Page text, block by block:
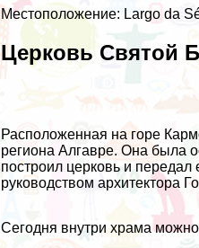
Местоположение: Largo da
Церковь Святой
Расположенная на горе
региона Алгавре. Она была
построил церковь и
руководством архитектора
Сегодня внутри храма